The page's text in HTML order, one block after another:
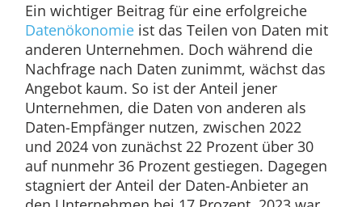
Ein wichtiger Beitrag für eine erfolgreiche
Datenökonomieist das Teilen von Daten mit
anderen Unternehmen. Doch während die
Nachfrage nach Daten zunimmt, wächst das
Angebot kaum. So ist der Anteil jener
Unternehmen, die Daten von anderen als
Daten-Empfänger nutzen, zwischen 2022
und 2024 von zunächst 22 Prozent über 30
auf nunmehr 36 Prozent gestiegen. Dagegen
stagniert der Anteil der Daten-Anbieter an